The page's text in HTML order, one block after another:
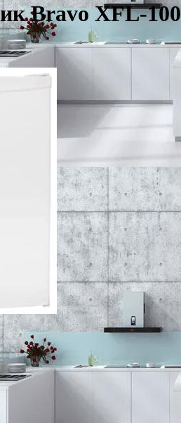
Bravo XFL-100